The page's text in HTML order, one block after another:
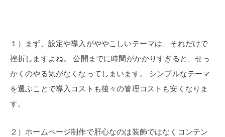
１）まず、設定や導入がややこしいテーマは、それだけで
挫折しますよね。
公開までに時間がかかりすぎると、せっ
かくのやる気がなくなってしまいます。
シンプルなテーマ
を選ぶことで導入コストも後々の管理コストも安くなりま
す。
２）ホームページ制作で肝心なのは装飾ではなくコンテン